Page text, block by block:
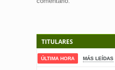
TITULARES
ÚLTIMA HORA MÁS LEÍDAS